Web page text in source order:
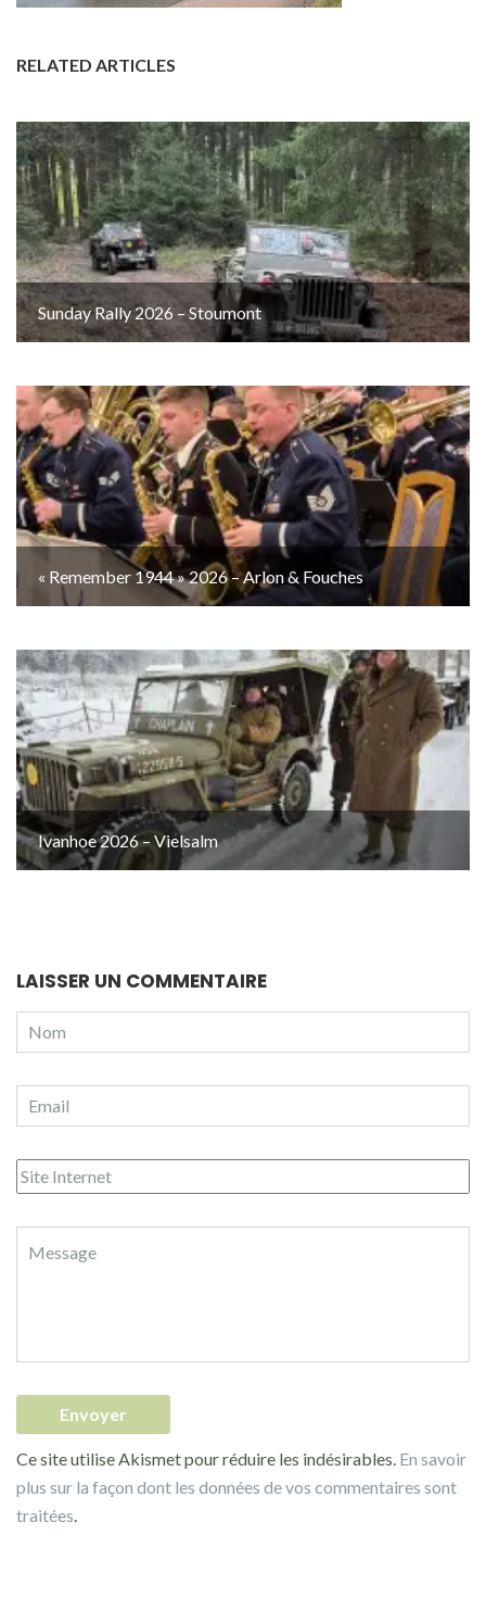
RELATED ARTICLES
Sunday Rally 2026 – Stoumont
« Remember 1944 » 2026 – Arlon & Fouches
Ivanhoe 2026 – Vielsalm
LAISSER UN COMMENTAIRE
Ce site utilise Akismet pour réduire les indésirables. En savoir
plus sur la façon dont les données de vos commentaires sont
traitées